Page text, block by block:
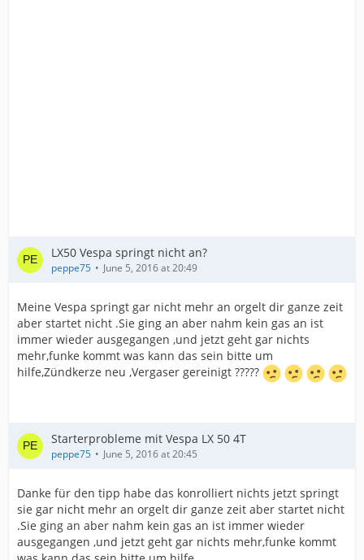
LX50 Vespa springt nicht an?
peppe75 June 5, 2016 at 20:49
Meine Vespa springt gar nicht mehr an orgelt dir ganze zeit
aber startet nicht .Sie ging an aber nahm kein gas an ist
immer wieder ausgegangen ,und jetzt geht gar nichts
mehr,funke kommt was kann das sein bitte um
hilfe,Zündkerze neu ,Vergaser gereinigt ?????
Starterprobleme mit Vespa LX 50 4T
peppe75 June 5, 2016 at 20:45
Danke für den tipp habe das konrolliert nichts jetzt springt
sie gar nicht mehr an orgelt dir ganze zeit aber startet nicht
.Sie ging an aber nahm kein gas an ist immer wieder
ausgegangen ,und jetzt geht gar nichts mehr,funke kommt